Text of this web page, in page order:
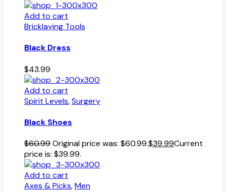
Add to cart
Bricklaying Tools
Black Dress
$43.99
Add to cart
Spirit Levels,Surgery
Black Shoes
$60.99Original price was: $60.99.$39.99Current
price is: $39.99.
Add to cart
Axes & Picks,Men